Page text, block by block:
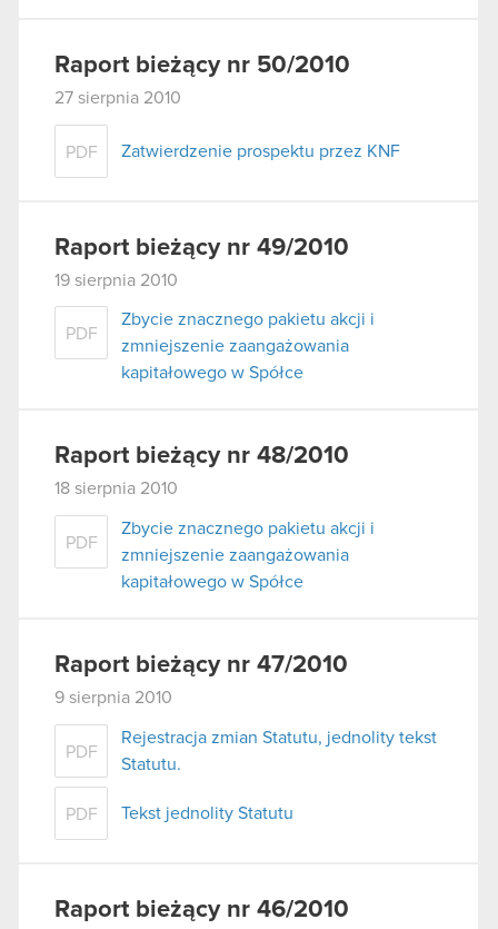
Raport bieżący nr 50/2010
27 sierpnia 2010
PDF Zatwierdzenie prospektu przez KNF
Raport bieżący nr 49/2010
19 sierpnia 2010
PDF
Zbycie znacznego pakietu akcji i
zmniejszenie zaangażowania
kapitałowego w Spółce
Raport bieżący nr 48/2010
18 sierpnia 2010
PDF
Zbycie znacznego pakietu akcji i
zmniejszenie zaangażowania
kapitałowego w Spółce
Raport bieżący nr 47/2010
9 sierpnia 2010
PDF
Rejestracja zmian Statutu, jednolity tekst
Statutu.
PDF Tekst jednolity Statutu
Raport bieżący nr 46/2010